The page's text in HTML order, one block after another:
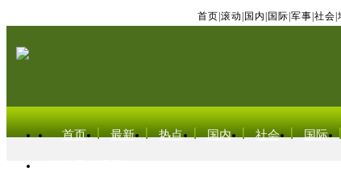
首页 滚动 国内 国际 军事 社会
首页 最新 热点 国内 社会 国际